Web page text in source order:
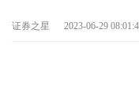
证券之星 2023-06-29